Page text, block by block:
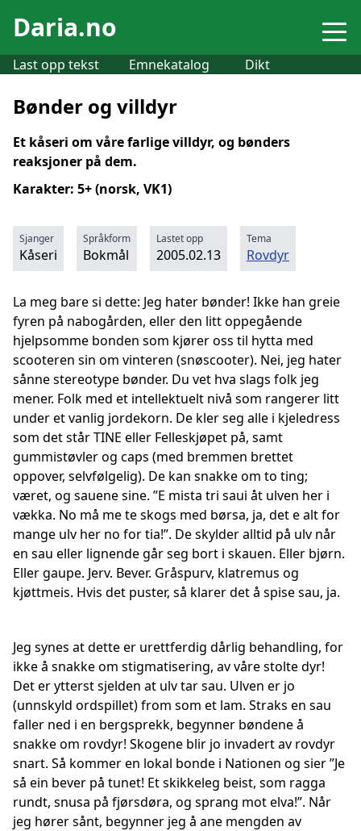
Daria.no
Last opp tekst Emnekatalog Dikt
Bønder og villdyr
Et kåseri om våre farlige villdyr, og bønders
reaksjoner på dem.
Karakter: 5+ (norsk, VK1)
Sjanger
Kåseri
Språkform
Bokmål
Lastet opp
2005.02.13
Tema
Rovdyr
La meg bare si dette: Jeg hater bønder! Ikke han greie
fyren på nabogården, eller den litt oppegående
hjelpsomme bonden som kjører oss til hytta med
scooteren sin om vinteren (snøscooter). Nei, jeg hater
sånne stereotype bønder. Du vet hva slags folk jeg
mener. Folk med et intellektuelt nivå som rangerer litt
under et vanlig jordekorn. De kler seg alle i kjeledress
som det står TINE eller Felleskjøpet på, samt
gummistøvler og caps (med bremmen brettet
oppover, selvfølgelig). De kan snakke om to ting;
været, og sauene sine. ”E mista tri saui åt ulven her i
vækka. No må me te skogs med børsa, ja, det e alt for
mange ulv her no for tia!”. De skylder alltid på ulv når
en sau eller lignende går seg bort i skauen. Eller bjørn.
Eller gaupe. Jerv. Bever. Gråspurv, klatremus og
kjøttmeis. Hvis det puster, så klarer det å spise sau, ja.
Jeg synes at dette er urettferdig dårlig behandling, for
ikke å snakke om stigmatisering, av våre stolte dyr!
Det er ytterst sjelden at ulv tar sau. Ulven er jo
(unnskyld ordspillet) from som et lam. Straks en sau
faller ned i en bergsprekk, begynner bøndene å
snakke om rovdyr! Skogene blir jo invadert av rovdyr
snart. Så kommer en lokal bonde i Nationen og sier ”Je
så ein bever på tunet! Et skikkeleg beist, som ragga
rundt, snusa på fjørsdøra, og sprang mot elva!”. Når
jeg hører sånt, begynner jeg å ane mengden av